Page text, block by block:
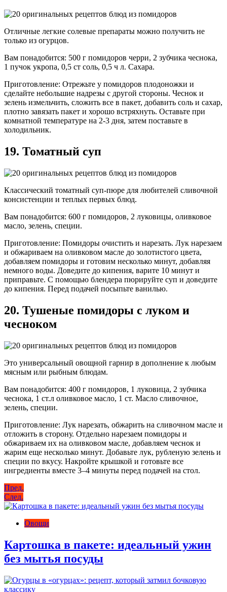
Отличные легкие солевые препараты можно получить не
только из огурцов.
Вам понадобится: 500 г помидоров черри, 2 зубчика чеснока,
1 пучок укропа, 0,5 ст соль, 0,5 ч л. Сахара.
Приготовление: Отрежьте у помидоров плодоножки и
сделайте небольшие надрезы с другой стороны. Чеснок и
зелень измельчить, сложить все в пакет, добавить соль и сахар,
плотно завязать пакет и хорошо встряхнуть. Оставьте при
комнатной температуре на 2-3 дня, затем поставьте в
холодильник.
19. Томатный суп
Классический томатный суп-пюре для любителей сливочной
консистенции и теплых первых блюд.
Вам понадобится: 600 г помидоров, 2 луковицы, оливковое
масло, зелень, специи.
Приготовление: Помидоры очистить и нарезать. Лук нарезаем
и обжариваем на оливковом масле до золотистого цвета,
добавляем помидоры и готовим несколько минут, добавляя
немного воды. Доведите до кипения, варите 10 минут и
приправьте. С помощью блендера пюрируйте суп и доведите
до кипения. Перед подачей посыпьте ванилью.
20. Тушеные помидоры с луком и
чесноком
Это универсальный овощной гарнир в дополнение к любым
мясным или рыбным блюдам.
Вам понадобится: 400 г помидоров, 1 луковица, 2 зубчика
чеснока, 1 ст.л оливковое масло, 1 ст. Масло сливочное,
зелень, специи.
Приготовление: Лук нарезать, обжарить на сливочном масле и
отложить в сторону. Отдельно нарезаем помидоры и
обжариваем их на оливковом масле, добавляем чеснок и
жарим еще несколько минут. Добавьте лук, рубленую зелень и
специи по вкусу. Накройте крышкой и готовьте все
ингредиенты вместе 3–4 минуты перед подачей на стол.
Навигация
по
записям
Пред.
След.
Овощи
Картошка в пакете: идеальный ужин
без мытья посуды